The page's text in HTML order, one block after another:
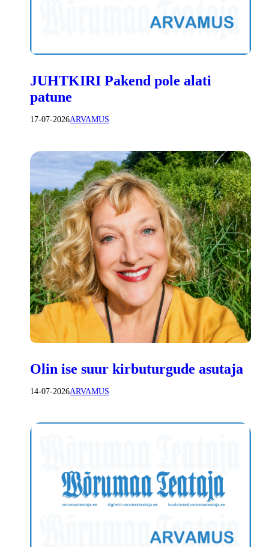
JUHTKIRI Pakend pole alati
patune
17-07-2026ARVAMUS
Olin ise suur kirbuturgude asutaja
14-07-2026ARVAMUS